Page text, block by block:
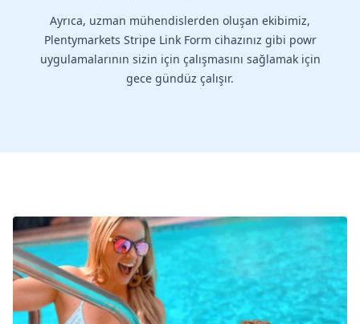
Ayrıca, uzman mühendislerden oluşan ekibimiz,
Plentymarkets Stripe Link Form cihazınız gibi powr
uygulamalarının sizin için çalışmasını sağlamak için
gece gündüz çalışır.